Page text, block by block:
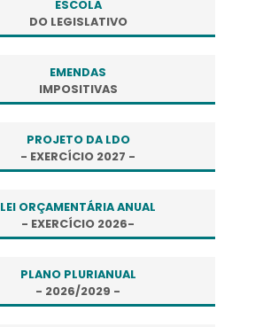
ESCOLA
DO LEGISLATIVO
EMENDAS
IMPOSITIVAS
PROJETO DA LDO
- EXERCÍCIO 2027 -
LEI ORÇAMENTÁRIA ANUAL
- EXERCÍCIO 2026-
PLANO PLURIANUAL
- 2026/2029 -